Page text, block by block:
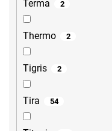
Terma 2
Thermo 2
Tigris 2
Tira 54